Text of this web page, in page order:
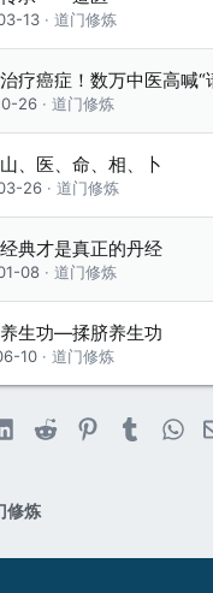
13 道门修炼
疗癌症！数万中医高喊“
26 道门修炼
、医、命、相、卜
26 道门修炼
典才是真正的丹经
08 道门修炼
生功—揉脐养生功
10 道门修炼
LinkedIn
Reddit PinterestTumblr
修炼